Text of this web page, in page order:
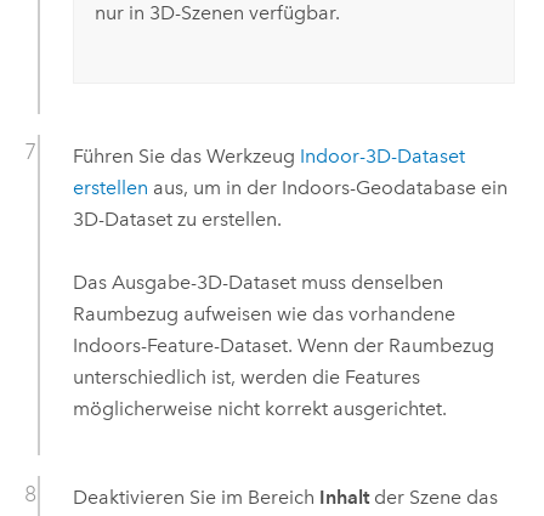
nur in 3D-Szenen verfügbar.
Führen Sie das Werkzeug Indoor-3D-Dataset
erstellen aus, um in der Indoors-Geodatabase ein
3D-Dataset zu erstellen.
Das Ausgabe-3D-Dataset muss denselben
Raumbezug aufweisen wie das vorhandene
Indoors-Feature-Dataset. Wenn der Raumbezug
unterschiedlich ist, werden die Features
möglicherweise nicht korrekt ausgerichtet.
Deaktivieren Sie im Bereich Inhaltder Szene das